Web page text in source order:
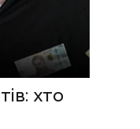
хто